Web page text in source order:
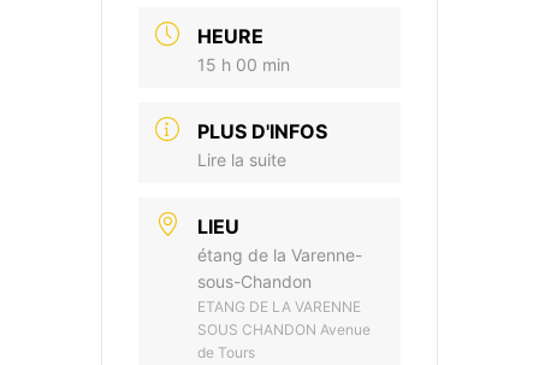
HEURE
15 h 00 min
PLUS D'INFOS
Lire la suite
LIEU
étang de la Varenne-
sous-Chandon
ETANG DE LA VARENNE
SOUS CHANDON Avenue
de Tours